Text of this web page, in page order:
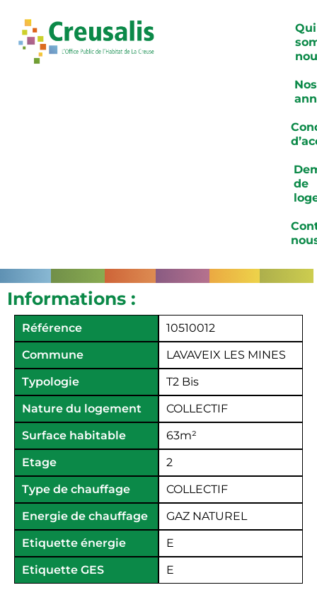
Qui
Nos
de
Informations :
Référence
10510012
Commune
LAVAVEIX LES MINES
Typologie
T2 Bis
Nature du logement
COLLECTIF
Surface habitable
63m²
Etage
2
Type de chauffage
COLLECTIF
Energie de chauffage
GAZ NATUREL
Etiquette énergie
E
Etiquette GES
E